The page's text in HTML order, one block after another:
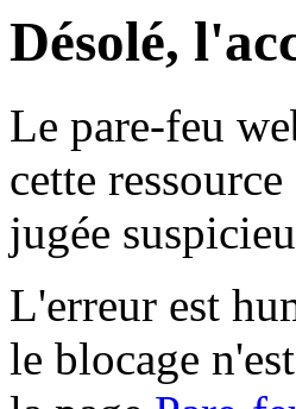
Désolé,
Le pare-feu
cette
jugée
L'erreur est
le blocage